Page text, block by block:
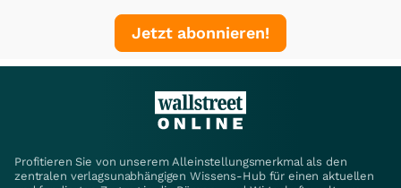
Jetzt abonnieren!
Profitieren Sie von unserem Alleinstellungsmerkmal als den
zentralen verlagsunabhängigen Wissens-Hub für einen aktuellen